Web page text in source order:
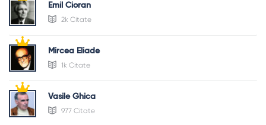
Emil Cioran
2k Citate
Mircea Eliade
1k Citate
Vasile Ghica
977 Citate